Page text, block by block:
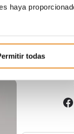
haya
todas